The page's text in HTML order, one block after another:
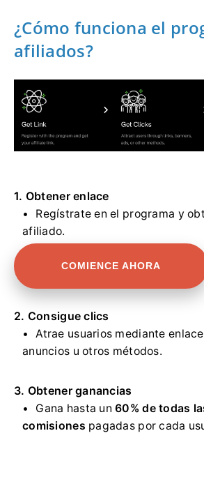
¿Cómo funciona el
afiliados?
1. Obtener enlace
Regístrate en el programa y
afiliado.
COMIENCE AHORA
2. Consigue clics
Atrae usuarios mediante
anuncios u otros métodos.
3. Obtener ganancias
Gana hasta un60% de todas
comisiones pagadas por cada